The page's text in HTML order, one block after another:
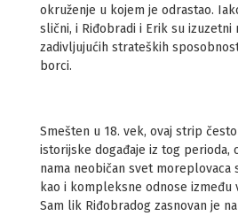
okruženje u kojem je odrastao.
slični, i Riđobradi i Erik su izuzetni
zadivljujućih strateških
borci.
Smešten u 18. vek, ovaj strip
istorijske događaje iz tog perioda,
nama neobičan svet moreplovaca
kao i kompleksne odnose između
Sam lik Riđobradog zasnovan je